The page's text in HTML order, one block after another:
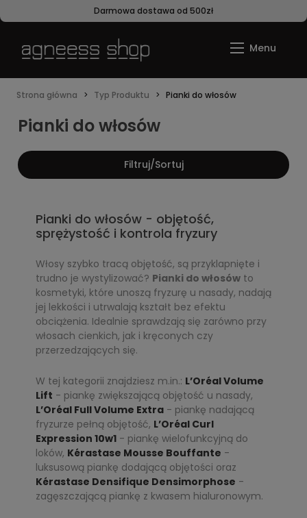
Darmowa dostawa od 500zł
Strona główna Typ Produktu Pianki do włosów
Pianki do włosów
Filtruj/Sortuj
Pianki do włosów - objętość,
sprężystość i kontrola fryzury
Włosy szybko tracą objętość, są przyklapnięte i
trudno je wystylizować? Pianki do włosów to
kosmetyki, które unoszą fryzurę u nasady, nadają
jej lekkości i utrwalają kształt bez efektu
obciążenia. Idealnie sprawdzają się zarówno przy
włosach cienkich, jak i kręconych czy
przerzedzających się.
W tej kategorii znajdziesz m.in.: L’Oréal Volume
Lift - piankę zwiększającą objętość u nasady,
L’Oréal Full Volume Extra - piankę nadającą
fryzurze pełną objętość, L’Oréal Curl
Expression 10w1 - piankę wielofunkcyjną do
loków, Kérastase Mousse Bouffante -
luksusową piankę dodającą objętości oraz
Kérastase Densifique Densimorphose -
zagęszczającą piankę z kwasem hialuronowym.